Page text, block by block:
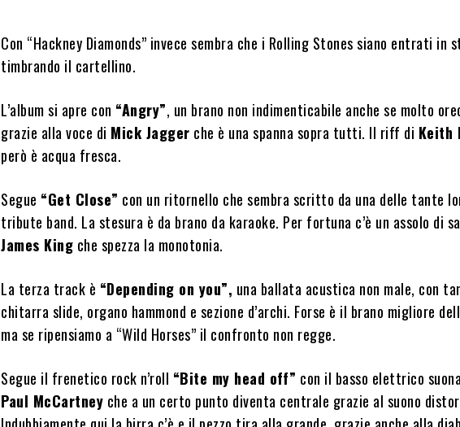
Con “Hackney Diamonds” invece sembra che i Rolling Stones siano entrati in
timbrando il cartellino.
L’album si apre con “Angry”, un brano non indimenticabile anche se molto
grazie alla voce di Mick Jagger che è una spanna sopra tutti. Il riff di Keith
però è acqua fresca.
Segue “Get Close” con un ritornello che sembra scritto da una delle tante
tribute band. La stesura è da brano da karaoke. Per fortuna c’è un assolo di
James King che spezza la monotonia.
La terza track è “Depending on you”, una ballata acustica non male, con
chitarra slide, organo hammond e sezione d’archi. Forse è il brano migliore
ma se ripensiamo a “Wild Horses” il confronto non regge.
Segue il frenetico rock n’roll “Bite my head off” con il basso elettrico
Paul McCartney che a un certo punto diventa centrale grazie al suono